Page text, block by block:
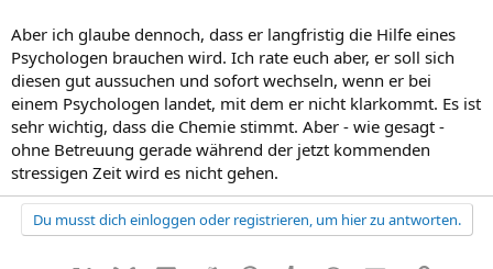
Aber ich glaube dennoch, dass er langfristig die Hilfe eines
Psychologen brauchen wird. Ich rate euch aber, er soll sich
diesen gut aussuchen und sofort wechseln, wenn er bei
einem Psychologen landet, mit dem er nicht klarkommt. Es ist
sehr wichtig, dass die Chemie stimmt. Aber - wie gesagt -
ohne Betreuung gerade während der jetzt kommenden
stressigen Zeit wird es nicht gehen.
Du musst dich einloggen oder registrieren, um hier zu antworten.